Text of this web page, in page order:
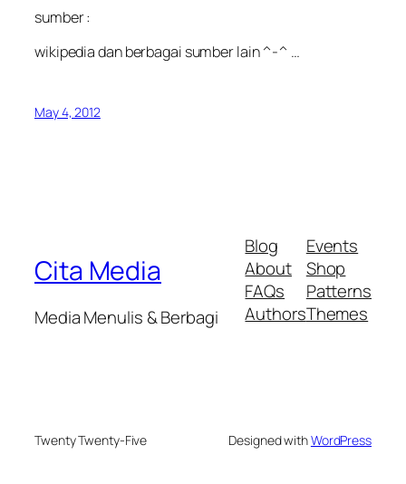
sumber :
wikipedia dan berbagai sumber lain ^-^ …
May 4, 2012
Cita Media
Media Menulis & Berbagi
Blog
About
FAQs
Authors
Events
Shop
Patterns
Themes
Twenty Twenty-Five Designed withWordPress